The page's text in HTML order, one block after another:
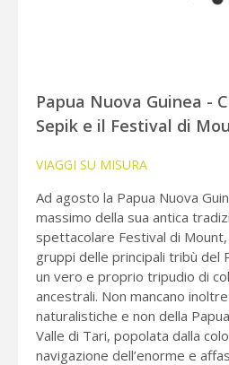
Papua Nuova Guinea -
Sepik e il Festival di
VIAGGI SU MISURA
Ad agosto la Papua Nuova
massimo della sua antica
spettacolare Festival di
gruppi delle principali tribù del
un vero e proprio tripudio di
ancestrali. Non mancano
naturalistiche e non della
Valle di Tari, popolata dalla
navigazione dell’enorme e